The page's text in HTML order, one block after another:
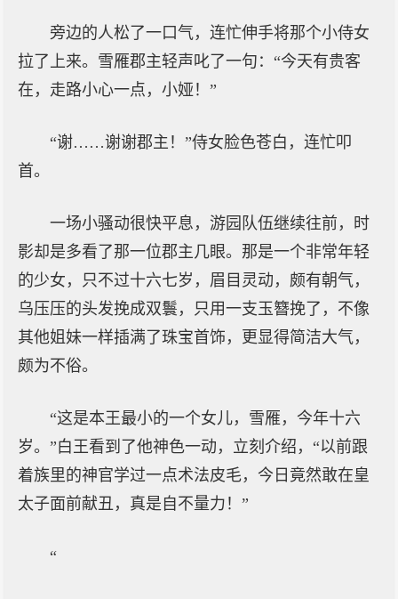
旁边的人松了一口气，连忙伸手将那个小侍女
拉了上来。雪雁郡主轻声叱了一句：“今天有贵客
在，走路小心一点，小娅！”
“谢……谢谢郡主！”侍女脸色苍白，连忙叩
首。
一场小骚动很快平息，游园队伍继续往前，时
影却是多看了那一位郡主几眼。那是一个非常年轻
的少女，只不过十六七岁，眉目灵动，颇有朝气，
乌压压的头发挽成双鬟，只用一支玉簪挽了，不像
其他姐妹一样插满了珠宝首饰，更显得简洁大气，
颇为不俗。
“这是本王最小的一个女儿，雪雁，今年十六
岁。”白王看到了他神色一动，立刻介绍，“以前跟
着族里的神官学过一点术法皮毛，今日竟然敢在皇
太子面前献丑，真是自不量力！”
“